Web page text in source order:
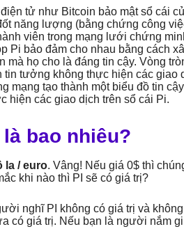
tử như Bitcoin bảo mật sổ cái
năng lượng (bằng chứng công
viên trong mạng lưới chứng
Pi bảo đảm cho nhau bằng cách
mà họ cho là đáng tin cậy. Vòng
tưởng không thực hiện các giao
mạng tạo thành một biểu đồ tin
hiện các giao dịch trên sổ cái Pi.
bao nhiêu?
la / euro. Vâng! Nếu giá 0$ thì
khi nào thì PI sẽ có giá trị?
nghĩ PI không có giá trị và
có giá trị. Nếu bạn là người nắm